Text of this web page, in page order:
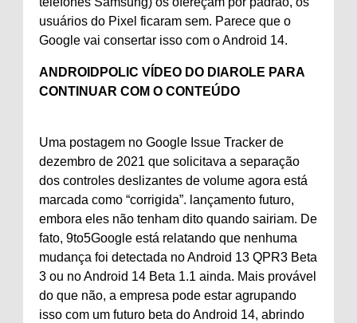
usuários do Pixel ficaram sem. Parece que o
Google vai consertar isso com o Android 14.
ANDROIDPOLIC VÍDEO DO DIA ROLE PARA
CONTINUAR COM O CONTEÚDO
Uma postagem no Google Issue Tracker de
dezembro de 2021 que solicitava a separação
dos controles deslizantes de volume agora está
marcada como “corrigida”. lançamento futuro,
embora eles não tenham dito quando sairiam. De
fato, 9to5Google está relatando que nenhuma
mudança foi detectada no Android 13 QPR3 Beta
3 ou no Android 14 Beta 1.1 ainda. Mais provável
do que não, a empresa pode estar agrupando
isso com um futuro beta do Android 14, abrindo